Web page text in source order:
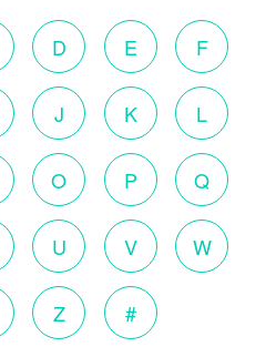
D E F
J K L
O P Q
U V W
Z #